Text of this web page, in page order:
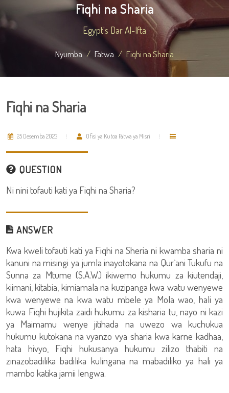
Fiqhi na Sharia
Egypt's Dar Al-Ifta
Nyumba Fatwa Fiqhi na Sharia
Fiqhi na Sharia
25 Desemba 2023 Ofisi ya Kutoa Fatwa ya Misri
QUESTION
Ni nini tofauti kati ya Fiqhi na Sharia?
ANSWER
Kwa kweli tofauti kati ya Fiqhi na Sheria ni kwamba sharia ni
kanuni na misingi ya jumla inayotokana na Qur`ani Tukufu na
Sunna za Mtume (S.A.W.) ikiwemo hukumu za kiutendaji,
kiimani, kitabia, kimiamala na kuzipanga kwa watu wenyewe
kwa wenyewe na kwa watu mbele ya Mola wao, hali ya
kuwa Fiqhi hujikita zaidi hukumu za kisharia tu, nayo ni kazi
ya Maimamu wenye jitihada na uwezo wa kuchukua
hukumu kutokana na vyanzo vya sharia kwa karne kadhaa,
hata hivyo, Fiqhi hukusanya hukumu zilizo thabiti na
zinazobadilika badilika kulingana na mabadiliko ya hali ya
mambo katika jamii lengwa.